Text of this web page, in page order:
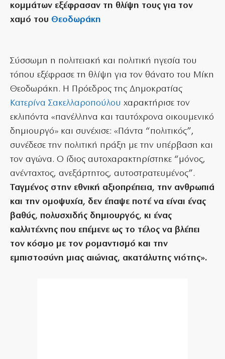
κομμάτων εξέφρασαν τη θλίψη τους για τον
χαμό του Θεοδωράκη
Σύσσωμη η πολιτειακή και πολιτική ηγεσία του
τόπου εξέφρασε τη θλίψη για τον θάνατο του Μίκη
Θεοδωράκη. Η Πρόεδρος της Δημοκρατίας
Κατερίνα Σακελλαροπούλου χαρακτήρισε τον
εκλιπόντα «πανέλληνα και ταυτόχρονα οικουμενικό
δημιουργό» και συνέχισε: «Πάντα “πολιτικός”,
συνέδεσε την πολιτική πράξη με την υπέρβαση και
τον αγώνα. Ο ίδιος αυτοχαρακτηρίστηκε “μόνος,
ανένταχτος, ανεξάρτητος, αυτοστρατευμένος”.
Ταγμένος στην εθνική αξιοπρέπεια, την ανθρωπιά
και την ομοψυχία, δεν έπαψε ποτέ να είναι ένας
βαθύς, πολυσχιδής δημιουργός, κι ένας
καλλιτέχνης που επέμενε ως το τέλος να βλέπει
τον κόσμο με τον ρομαντισμό και την
εμπιστοσύνη μιας αιώνιας, ακατάλυτης νιότης».